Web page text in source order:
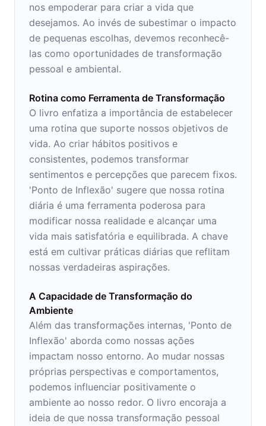
nos empoderar para criar a vida que
desejamos. Ao invés de subestimar o impacto
de pequenas escolhas, devemos reconhecê-
las como oportunidades de transformação
pessoal e ambiental.
Rotina como Ferramenta de Transformação
O livro enfatiza a importância de estabelecer
uma rotina que suporte nossos objetivos de
vida. Ao criar hábitos positivos e
consistentes, podemos transformar
sentimentos e percepções que parecem fixos.
'Ponto de Inflexão' sugere que nossa rotina
diária é uma ferramenta poderosa para
modificar nossa realidade e alcançar uma
vida mais satisfatória e equilibrada. A chave
está em cultivar práticas diárias que reflitam
nossas verdadeiras aspirações.
A Capacidade de Transformação do
Ambiente
Além das transformações internas, 'Ponto de
Inflexão' aborda como nossas ações
impactam nosso entorno. Ao mudar nossas
próprias perspectivas e comportamentos,
podemos influenciar positivamente o
ambiente ao nosso redor. O livro encoraja a
ideia de que nossa transformação pessoal